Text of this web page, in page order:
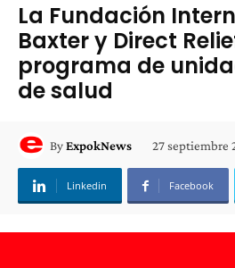
La Fundación
Baxter y Direct
programa de
de salud
ByExpokNews 27 septiembre
Linkedin Facebook